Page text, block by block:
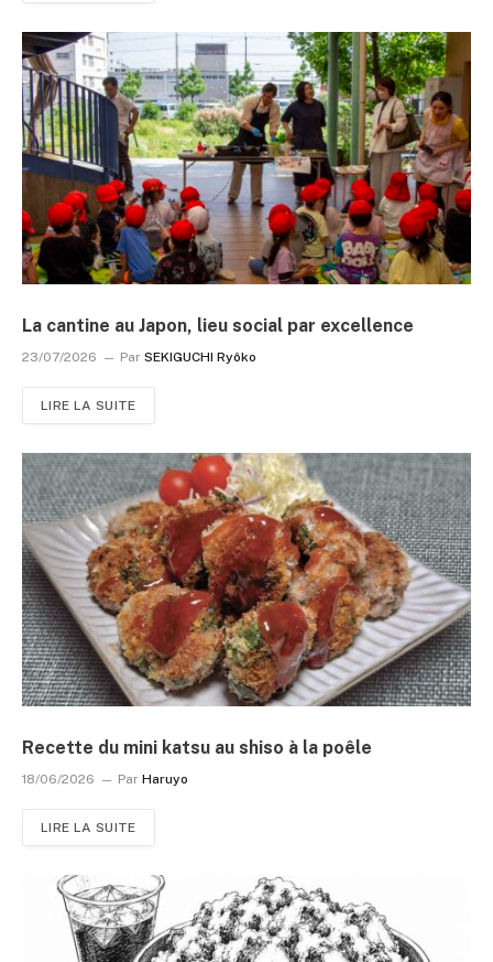
La cantine au Japon, lieu social par excellence
23/07/2026 Par SEKIGUCHI Ryôko
LIRE LA SUITE
Recette du mini katsu au shiso à la poêle
18/06/2026 Par Haruyo
LIRE LA SUITE